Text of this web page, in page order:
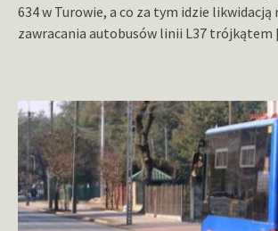
634 w Turowie, a co za tym idzie likwidacją
zawracania autobusów linii L37 trójkątem